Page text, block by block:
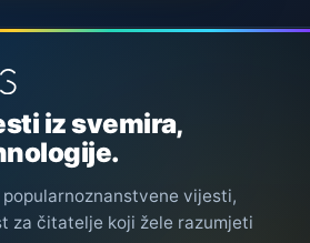
iz svemira,
vijesti,
za čitatelje koji žele razumjeti